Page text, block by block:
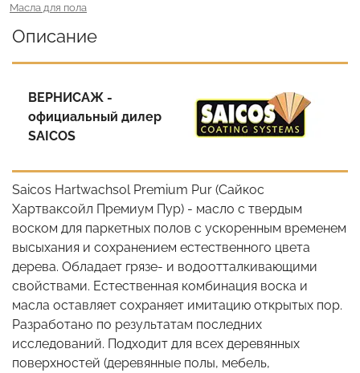
Масла для пола
Описание
ВЕРНИСАЖ -
официальный дилер
SAICOS
Saicos Hartwachsol Premium Pur (Сайкос
Хартваксойл Премиум Пур) - масло с твердым
воском для паркетных полов с ускоренным временем
высыхания и сохранением естественного цвета
дерева. Обладает грязе- и водоотталкивающими
свойствами. Естественная комбинация воска и
масла оставляет сохраняет имитацию открытых пор.
Разработано по результатам последних
исследований. Подходит для всех деревянных
поверхностей (деревянные полы, мебель,